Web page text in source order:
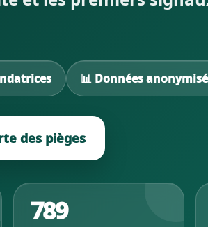
📊 Données
des pièges
789